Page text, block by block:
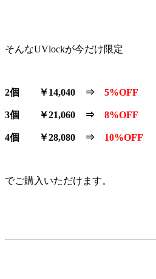
そんなUVlockが今だけ限定
2個 ￥14,040 ⇒ 5%OFF ￥
3個 ￥21,060 ⇒ 8%OFF
4個 ￥28,080 ⇒ 10%OFF
でご購入いただけます。